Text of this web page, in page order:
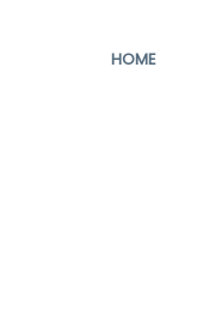
HOME